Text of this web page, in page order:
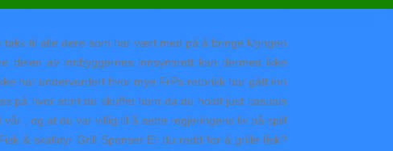
til alle dere som har vært med på å bringe klyngen
delen av innbyggernes innsynsrett kan dermed ikke
har undervurdert hvor mye FrPs retorikk har gått inn
på hvor stort du skuffet ham da du holdt just casuals
, og at du var villig til å sette regjeringens liv på spill
& skalldyr Grill Sponset Er du redd for å grille fisk?